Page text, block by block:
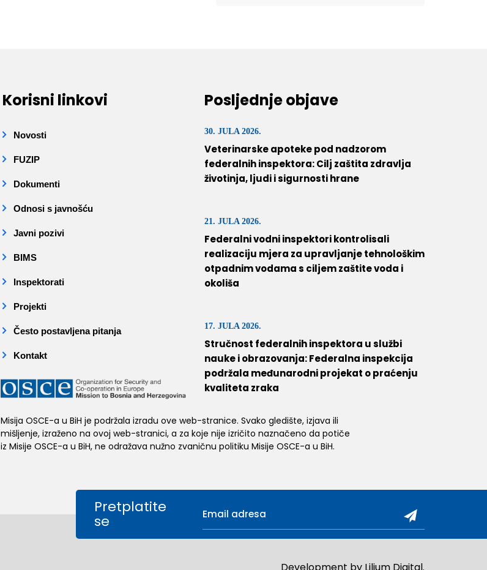
Korisni linkovi
Novosti
FUZIP
Dokumenti
Odnosi s javnošću
Javni pozivi
BIMS
Inspektorati
Projekti
Često postavljena pitanja
Kontakt
Misija OSCE-a u BiH je podržala izradu ove web-stranice. Svako gledište, izjava ili
mišljenje, izraženo na ovoj web-stranici, a za koje nije izričito naznačeno da potiče
iz Misije OSCE-a u BiH, ne odražava nužno zvaničnu politiku Misije OSCE-a u BiH.
Posljednje objave
30. JULA 2026.
Veterinarske apoteke pod nadzorom
federalnih inspektora: Cilj zaštita zdravlja
životinja, ljudi i sigurnosti hrane
21. JULA 2026.
Federalni vodni inspektori kontrolisali
realizaciju mjera za upravljanje tehnološkim
otpadnim vodama s ciljem zaštite voda i
okoliša
17. JULA 2026.
Stručnost federalnih inspektora u službi
nauke i obrazovanja: Federalna inspekcija
podržala međunarodni projekat o praćenju
kvaliteta zraka
Pretplatite
se